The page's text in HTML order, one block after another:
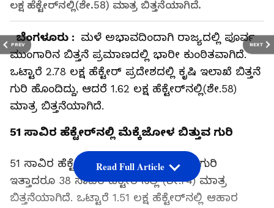
PREV NEXT
ಲಕ್ಷ ಹೆಕ್ಟೇರ್‌ನಲ್ಲಿ(ಶೇ.58) ಮಾತ್ರ ಬಿತ್ತನೆಯಾಗಿದೆ.
ಬೆಂಗಳೂರು : ಮಳೆ ಅಭಾವದಿಂದಾಗಿ ರಾಜ್ಯದಲ್ಲಿ ಪೂರ್ವ
ಮುಂಗಾರಿನ ಬಿತ್ತನೆ ಪ್ರಮಾಣದಲ್ಲಿ ಭಾರೀ ಕುಂಠಿತವಾಗಿದೆ.
ಒಟ್ಟಾರೆ 2.78 ಲಕ್ಷ ಹೆಕ್ಟೇರ್‌ ಪ್ರದೇಶದಲ್ಲಿ ಕೃಷಿ ಇಲಾಖೆ ಬಿತ್ತನೆ
ಗುರಿ ಹೊಂದಿದ್ದು, ಆದರೆ 1.62 ಲಕ್ಷ ಹೆಕ್ಟೇರ್‌ನಲ್ಲಿ(ಶೇ.58)
ಮಾತ್ರ ಬಿತ್ತನೆಯಾಗಿದೆ.
51 ಸಾವಿರ ಹೆಕ್ಟೇರ್‌ನಲ್ಲಿ ಮೆಕ್ಕೆಜೋಳ ಬಿತ್ತುವ ಗುರಿ
51 ಸಾವಿರ ಹೆಕ್ಟೇರ್‌ನಲ್ಲಿ ಮೆಕ್ಕೆಜೋಳ ಬಿತ್ತುವ ಗುರಿ
ಇತ್ತಾದರೂ 38 ಸಾವಿರ ಹೆಕ್ಟೇರ್‌ನಲ್ಲಿ (ಶೇ.74) ಮಾತ್ರ
ಬಿತ್ತನೆಯಾಗಿದೆ. ಒಟ್ಟಾರೆ 1.51 ಲಕ್ಷ ಹೆಕ್ಟೇರ್‌ನಲ್ಲಿ ಆಹಾರ
Read Full Article